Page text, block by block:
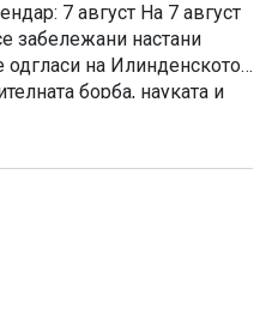
7 август На 7 август
забележани настани
одгласи на Илинденското
борба, науката и
1903 – Европскиот
ги добила првите